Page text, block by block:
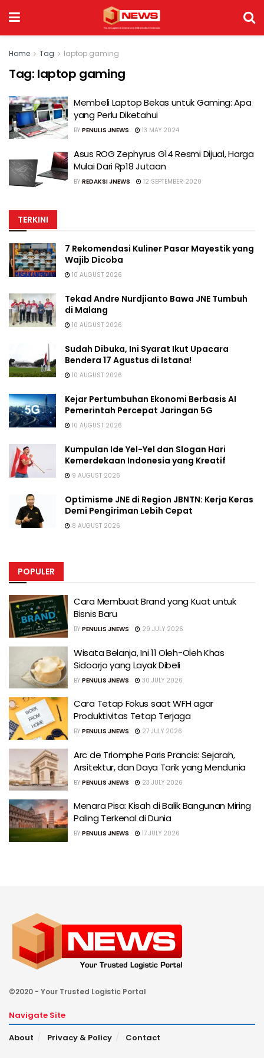
Home Tag laptop gaming
Tag: laptop gaming
Membeli Laptop Bekas untuk Gaming: Apa
yang Perlu Diketahui
BY PENULIS JNEWS 13 MAY 2024
Asus ROG Zephyrus G14 Resmi Dijual, Harga
Mulai Dari Rp18 Jutaan
BY REDAKSI JNEWS 12 SEPTEMBER 2020
TERKINI
7 Rekomendasi Kuliner Pasar Mayestik yang
Wajib Dicoba
10 AUGUST 2026
Tekad Andre Nurdjianto Bawa JNE Tumbuh
di Malang
10 AUGUST 2026
Sudah Dibuka, Ini Syarat Ikut Upacara
Bendera 17 Agustus di Istana!
10 AUGUST 2026
Kejar Pertumbuhan Ekonomi Berbasis AI
Pemerintah Percepat Jaringan 5G
10 AUGUST 2026
Kumpulan Ide Yel-Yel dan Slogan Hari
Kemerdekaan Indonesia yang Kreatif
9 AUGUST 2026
Optimisme JNE di Region JBNTN: Kerja Keras
Demi Pengiriman Lebih Cepat
8 AUGUST 2026
POPULER
Cara Membuat Brand yang Kuat untuk
Bisnis Baru
BY PENULIS JNEWS 29 JULY 2026
Wisata Belanja, Ini 11 Oleh-Oleh Khas
Sidoarjo yang Layak Dibeli
BY PENULIS JNEWS 30 JULY 2026
Cara Tetap Fokus saat WFH agar
Produktivitas Tetap Terjaga
BY PENULIS JNEWS 27 JULY 2026
Arc de Triomphe Paris Prancis: Sejarah,
Arsitektur, dan Daya Tarik yang Mendunia
BY PENULIS JNEWS 23 JULY 2026
Menara Pisa: Kisah di Balik Bangunan Miring
Paling Terkenal di Dunia
BY PENULIS JNEWS 17 JULY 2026
©2020 - Your Trusted Logistic Portal
Navigate Site
About
Privacy & Policy Contact